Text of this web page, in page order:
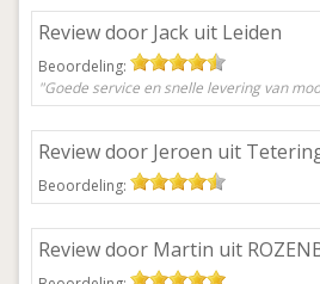
Review door Jack uit Leiden
Beoordeling:
"Goede service en snelle levering van
Review door Jeroen uit
Beoordeling:
Review door Martin uit